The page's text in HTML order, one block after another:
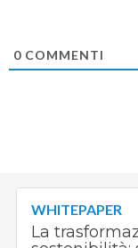
0 COMMENTI
WHITEPAPER
La